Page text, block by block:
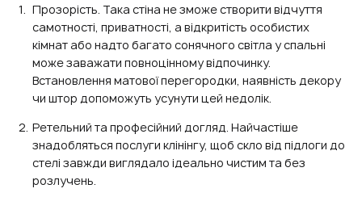
Прозорість. Така стіна не зможе створити відчуття
самотності, приватності, а відкритість особистих
кімнат або надто багато сонячного світла у спальні
може заважати повноцінному відпочинку.
Встановлення матової перегородки, наявність декору
чи штор допоможуть усунути цей недолік.
Ретельний та професійний догляд. Найчастіше
знадобляться послуги клінінгу, щоб скло від підлоги до
стелі завжди виглядало ідеально чистим та без
розлучень.